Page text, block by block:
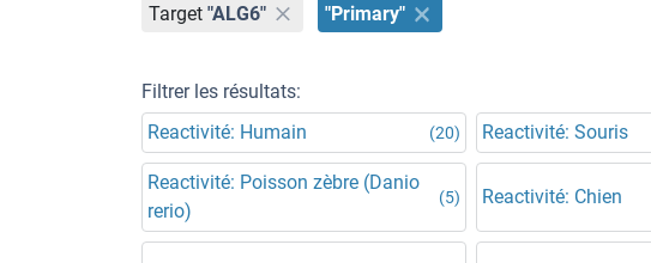
Target "ALG6" "Primary"
Filtrer les résultats:
Reactivité: Humain
(20) Reactivité: Souris
Reactivité: Poisson zèbre (Danio
rerio)
(5) Reactivité: Chien